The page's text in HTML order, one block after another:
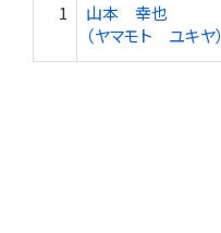
1
山本 幸也
（ヤマモト ユキヤ）